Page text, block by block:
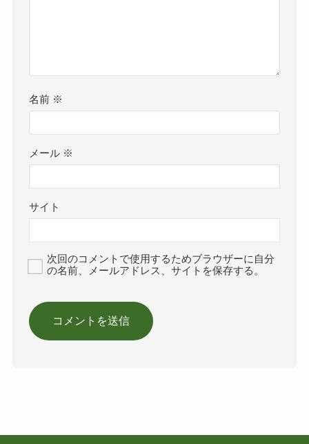
名前 ※
メール ※
サイト
次回のコメントで使用するためブラウザーに自分
の名前、メールアドレス、サイトを保存する。